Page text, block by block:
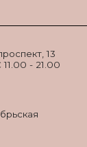
13
- 21.00